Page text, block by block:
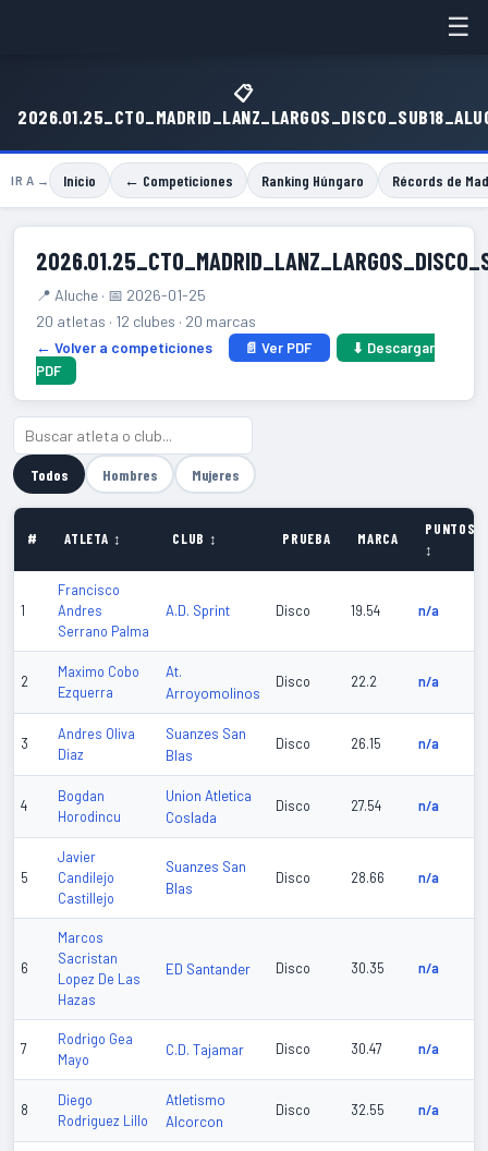
☰
📋
IR A → Inicio ← Competiciones Ranking Húngaro Récords de
📍 Aluche · 📅 2026-01-25
20 atletas · 12 clubes · 20 marcas
← Volver a competiciones
📄 Ver PDF
⬇ Descargar
PDF
Todos Hombres Mujeres
# ATLETA ↕ CLUB ↕ PRUEBA MARCA
PUNTOS
↕
1
Francisco
Andres
Serrano Palma
A.D. Sprint Disco 19.54 n/a
2
Maximo Cobo
Ezquerra
At.
Arroyomolinos
Disco 22.2 n/a
3
Andres Oliva
Diaz
Suanzes San
Blas
Disco 26.15 n/a
4
Bogdan
Horodincu
Union Atletica
Coslada
Disco 27.54 n/a
5
Javier
Candilejo
Castillejo
Suanzes San
Blas
Disco 28.66 n/a
6
Marcos
Sacristan
Lopez De Las
Hazas
ED Santander Disco 30.35 n/a
7
Rodrigo Gea
Mayo
C.D. Tajamar Disco 30.47 n/a
8
Diego
Rodriguez Lillo
Atletismo
Alcorcon
Disco 32.55 n/a